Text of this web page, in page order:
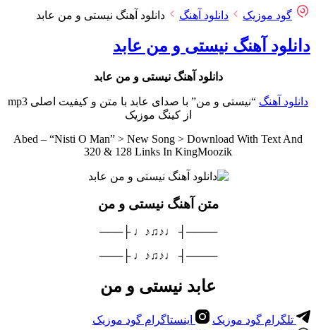
گود موزیک دانلود آهنگ دانلود آهنگ نیستی و من عابد
دانلود آهنگ نیستی و من عابد
دانلود آهنگ نیستی و من عابد
دانلود آهنگ
“نیستی و من” با صدای عابد با متن و کیفیت اصلی mp3
از کینگ موزیک
Abed – “Nisti O Man” > New Song > Download With Text And
320 & 128 Links In KingMoozik
متن آهنگ نیستی و من
────┤ ♩♪♫♪♩ ├───
────┤ ♩♪♫♪♩ ├───
عابد نیستی و من
تلگرام گود موزیک
اینستاگرام گود موزیک